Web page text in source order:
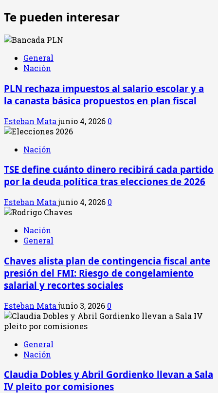
Te pueden interesar
General
Nación
PLN rechaza impuestos al salario escolar y a
la canasta básica propuestos en plan fiscal
Esteban Matajunio 4, 2026 0
Nación
TSE define cuánto dinero recibirá cada partido
por la deuda política tras elecciones de 2026
Esteban Matajunio 4, 2026 0
Nación
General
Chaves alista plan de contingencia fiscal ante
presión del FMI: Riesgo de congelamiento
salarial y recortes sociales
Esteban Matajunio 3, 2026 0
General
Nación
Claudia Dobles y Abril Gordienko llevan a Sala
IV pleito por comisiones